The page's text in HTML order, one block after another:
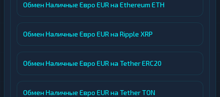
Обмен Наличные Евро EUR на Ethereum ETH
Обмен Наличные Евро EUR на Ripple XRP
Обмен Наличные Евро EUR на Tether ERC20
Обмен Наличные Евро EUR на Tether TON